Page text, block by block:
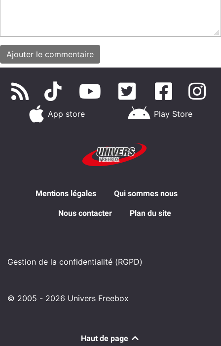
App store Play Store
Mentions légales Qui sommes nous
Nous contacter Plan du site
Gestion de la confidentialité (RGPD)
© 2005 - 2026 Univers Freebox
Haut de page